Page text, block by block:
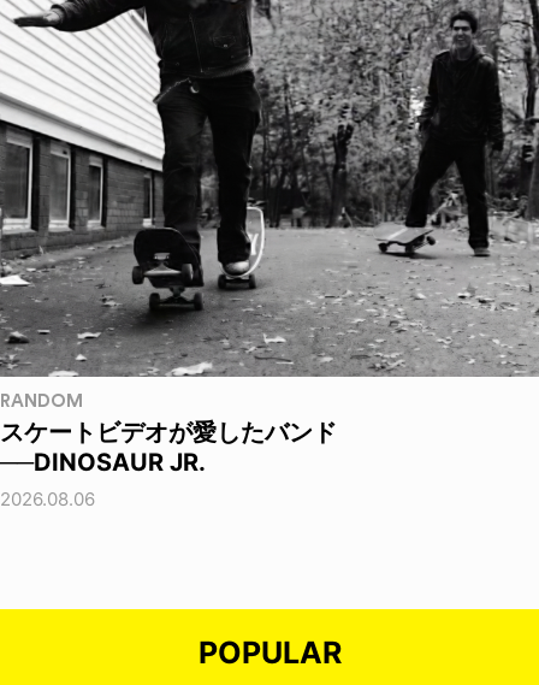
RANDOM
スケートビデオが愛したバンド
──DINOSAUR JR.
2026.08.06
POPULAR